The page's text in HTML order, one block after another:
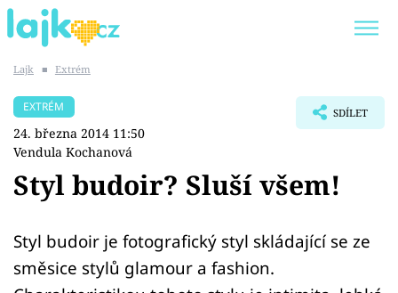
SHOPAHOLICADEL
Showbyznys
Lajk ■ Extrém
EXTRÉM
24. března 2014 11:50
Vendula Kochanová
SDÍLET
Styl budoir? Sluší všem!
Styl budoir je fotografický styl skládající se ze
směsice stylů glamour a fashion.